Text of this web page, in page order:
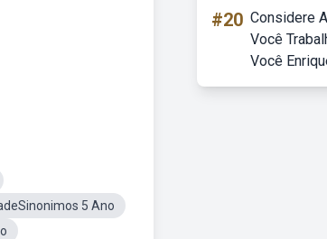
5 Ano
#20 Considere
Você
Você